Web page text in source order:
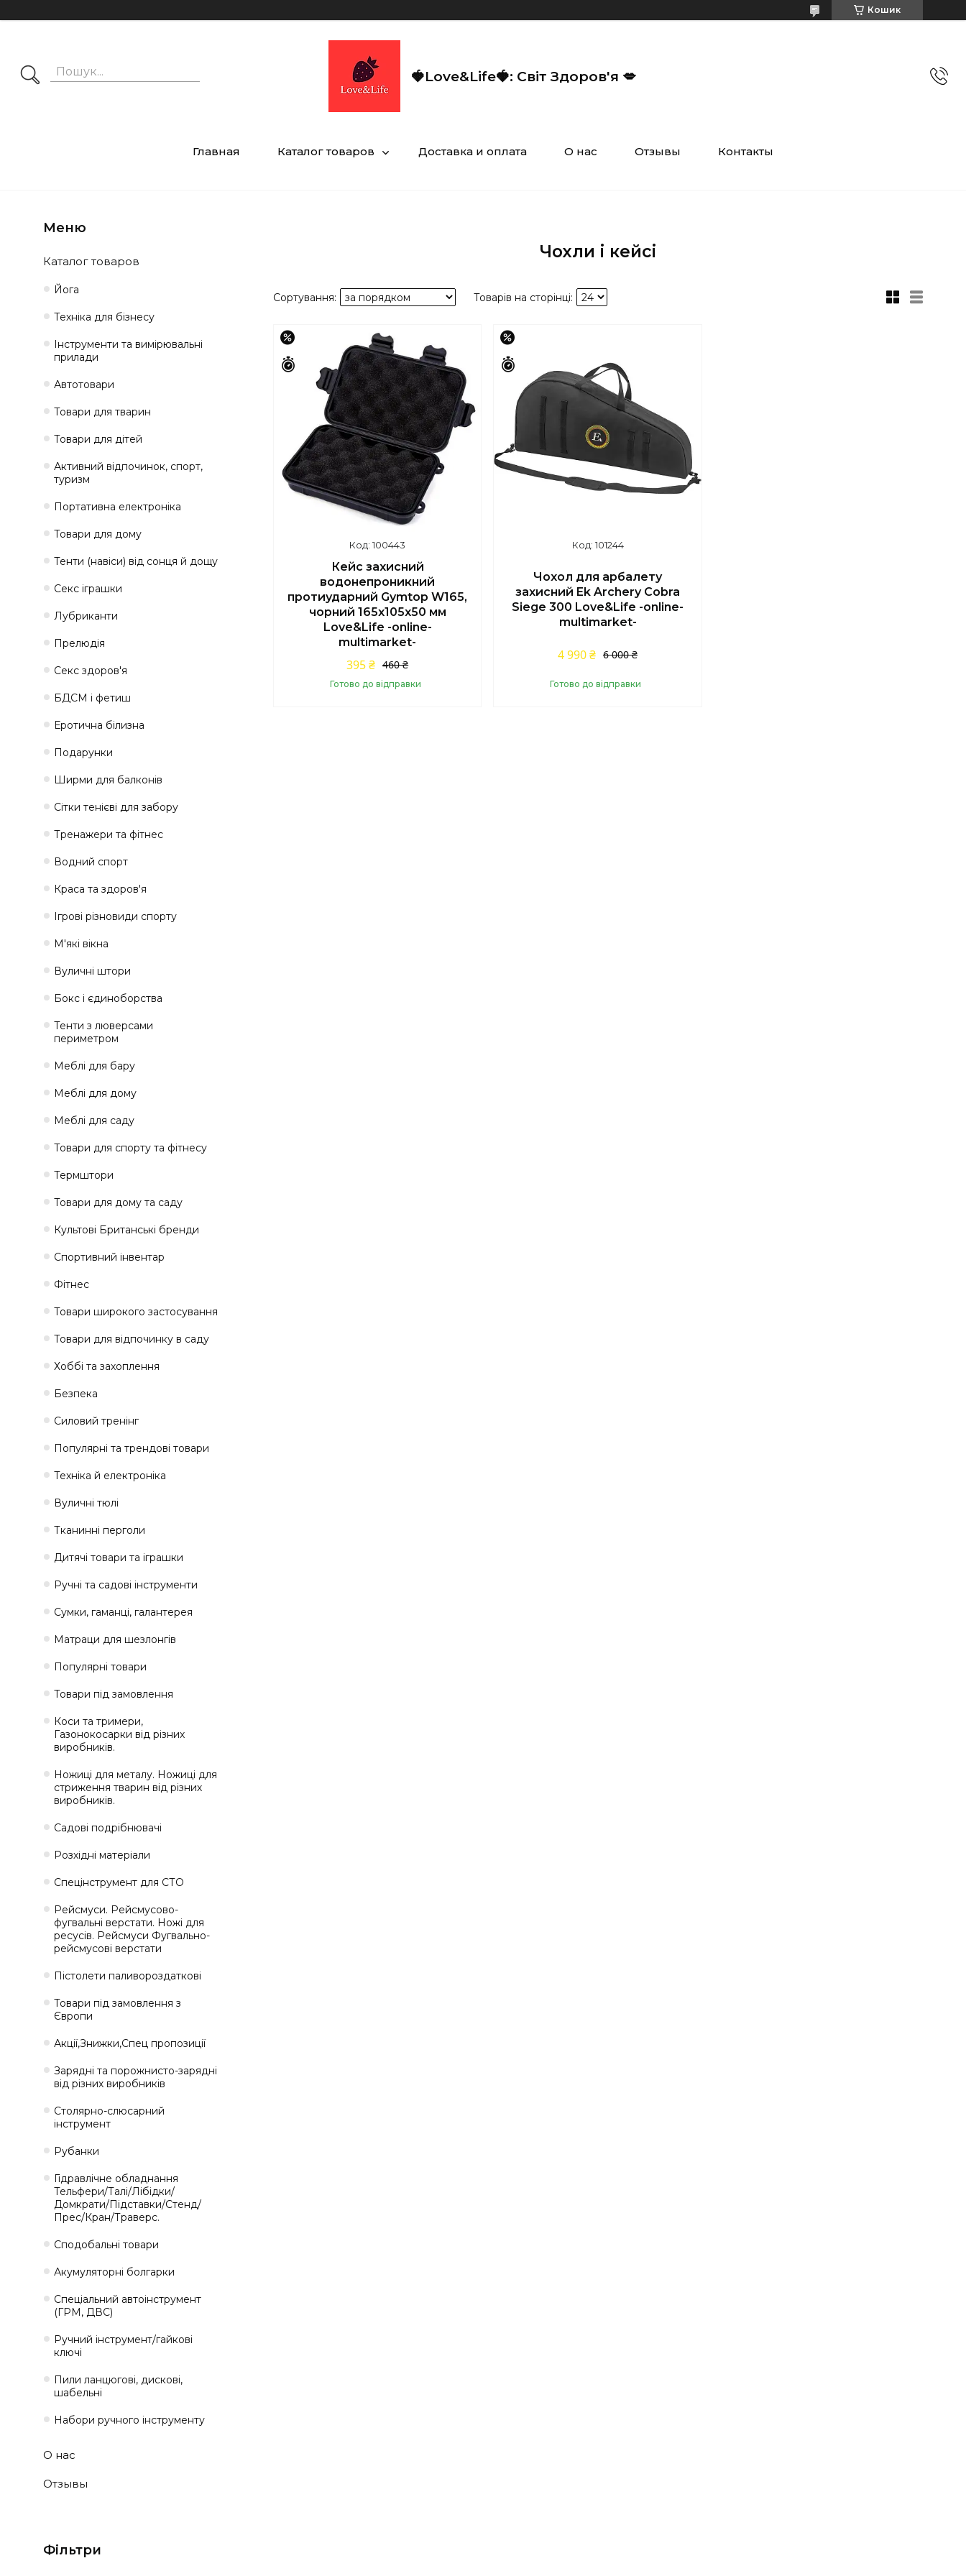
Кошик
🍓Love&Life🍓: Світ Здоров'я 💋
Главная Каталог товаров Доставка и оплата О нас Отзывы Контакты
Чохли і кейсі
Залишилось 46 днів
100443
Кейс захисний
водонепроникний
протиударний Gymtop W165,
чорний 165х105х50 мм
Love&Life -online-
multimarket-
460 ₴
395 ₴
Готово до відправки
Залишилось 46 днів
101244
Чохол для арбалету
захисний Ek Archery Cobra
Siege 300 Love&Life -online-
multimarket-
6 000 ₴
4 990 ₴
Готово до відправки
Каталог товаров
Йога
Техніка для бізнесу
Інструменти та вимірювальні
прилади
Автотовари
Товари для тварин
Товари для дітей
Активний відпочинок, спорт,
туризм
Портативна електроніка
Товари для дому
Тенти (навіси) від сонця й дощу
Секс іграшки
Лубриканти
Прелюдія
Секс здоров'я
БДСМ і фетиш
Еротична білизна
Подарунки
Ширми для балконів
Сітки тенієві для забору
Тренажери та фітнес
Водний спорт
Краса та здоров'я
Ігрові різновиди спорту
М'які вікна
Вуличні штори
Бокс і єдиноборства
Тенти з люверсами
периметром
Меблі для бару
Меблі для дому
Меблі для саду
Товари для спорту та фітнесу
Термштори
Товари для дому та саду
Культові Британські бренди
Спортивний інвентар
Фітнес
Товари широкого застосування
Товари для відпочинку в саду
Хоббі та захоплення
Безпека
Силовий тренінг
Популярні та трендові товари
Техніка й електроніка
Вуличні тюлі
Тканинні перголи
Дитячі товари та іграшки
Ручні та садові інструменти
Сумки, гаманці, галантерея
Матраци для шезлонгів
Популярні товари
Товари під замовлення
Коси та тримери,
Газонокосарки від різних
виробників.
Ножиці для металу. Ножиці для
стриження тварин від різних
виробників.
Садові подрібнювачі
Розхідні матеріали
Спецінструмент для СТО
Рейсмуси. Рейсмусово-
фугвальні верстати. Ножі для
ресусів. Рейсмуси Фугвально-
рейсмусові верстати
Пістолети паливороздаткові
Товари під замовлення з
Європи
Акції,Знижки,Спец пропозиції
Зарядні та порожнисто-зарядні
від різних виробників
Столярно-слюсарний
інструмент
Рубанки
Гідравлічне обладнання
Тельфери/Талі/Лібідки/
Домкрати/Підставки/Стенд/
Прес/Кран/Траверс.
Сподобальні товари
Акумуляторні болгарки
Спеціальний автоінструмент
(ГРМ, ДВС)
Ручний інструмент/гайкові
ключі
Пили ланцюгові, дискові,
шабельні
Набори ручного інструменту
О нас
Отзывы
Фільтри